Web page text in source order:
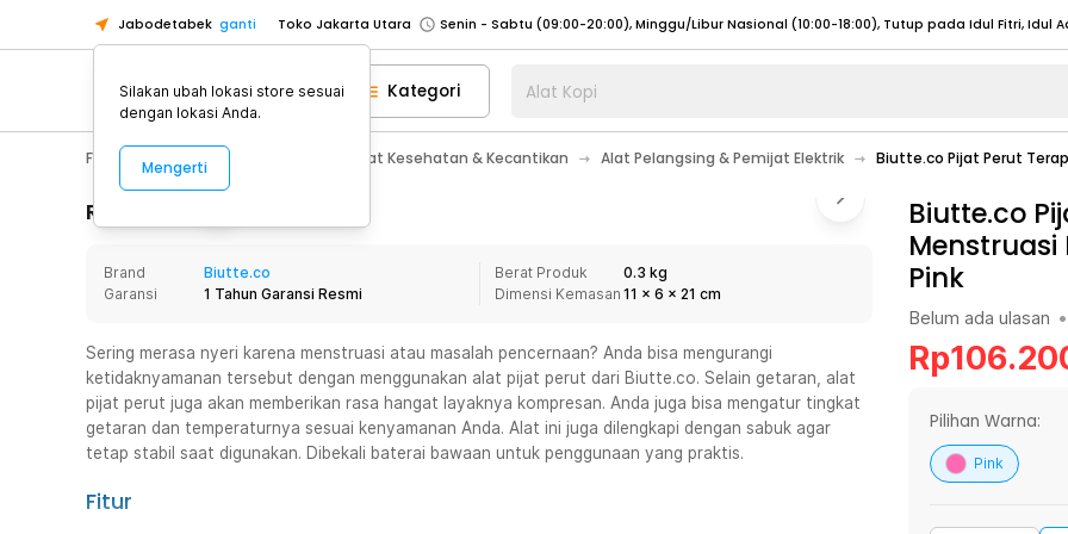
Jabodetabek ganti Toko Jakarta Utara
Toko Tangerang
Toko Cikupa
Pick n Go Jakarta Barat
Senin - Jumat (07:00 - 20:00), Sabtu - Minggu (08:00 - 20:00), Tutup pada Idul Fitri
Pick n Go Bekasi
Senin - Jumat (08:00 - 20:00), Sabtu - Minggu/ Libur Nasional (08:00 - 17:00) Selengkapnya
Senin - Jumat (08:00 - 20:00), Sabtu - Minggu/ Libur Nasional (08:00 - 17:00)
Selengkapnya
Senin - Sabtu (09:00-20:00), Minggu/Libur Nasional (12:00-20:00), Tutup pada Idul Fitri
Senin - Sabtu (09:00-20:00), Minggu/Libur Nasional (12:00-20:00), Tutup pada Idul Fitri
Toko Tangerang
Toko Cikupa
Pick n Go Jakarta Barat
Senin - Jumat (07:00 - 20:00), Sabtu - Minggu (08:00 - 20:00), Tutup pada Idul Fitri
Pick n Go Bekasi
Senin - Jumat (08:00 - 20:00), Sabtu - Minggu/ Libur Nasional (08:00 - 17:00) Selengkapnya
Kategori Alat Kopi
Fashion, Make Up & Beauty Care Alat Kesehatan & Kecantikan Alat Pelangsing & Pemijat Elektrik Biutte.co Pijat Perut
Rincian Produk
Brand
Biutte.co
Garansi
1 Tahun Garansi Resmi
Berat Produk
0.3 kg
Dimensi Kemasan 11 x 6 x 21 cm
Sering merasa nyeri karena menstruasi atau masalah pencernaan? Anda bisa mengurangi
ketidaknyamanan tersebut dengan menggunakan alat pijat perut dari Biutte.co. Selain getaran, alat
pijat perut juga akan memberikan rasa hangat layaknya kompresan. Anda juga bisa mengatur tingkat
getaran dan temperaturnya sesuai kenyamanan Anda. Alat ini juga dilengkapi dengan sabuk agar
tetap stabil saat digunakan. Dibekali baterai bawaan untuk penggunaan yang praktis.
Fitur
Biutte.co
Menstruasi
Pink
Belum ada ulasan •
Rp
Pilihan Warna:
Pink
Silakan ubah lokasi store sesuai
dengan lokasi Anda.
Mengerti